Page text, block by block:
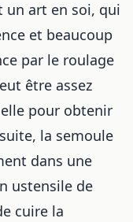
un art en soi, qui
et beaucoup
par le roulage
être assez
pour obtenir
la semoule
dans une
ustensile de
cuire la